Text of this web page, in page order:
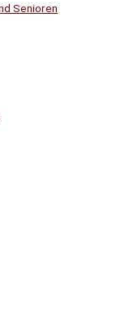
Senioren